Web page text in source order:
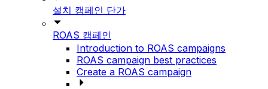
설치 캠페인 단가
ROAS 캠페인
Introduction to ROAS campaigns
ROAS campaign best practices
Create a ROAS campaign